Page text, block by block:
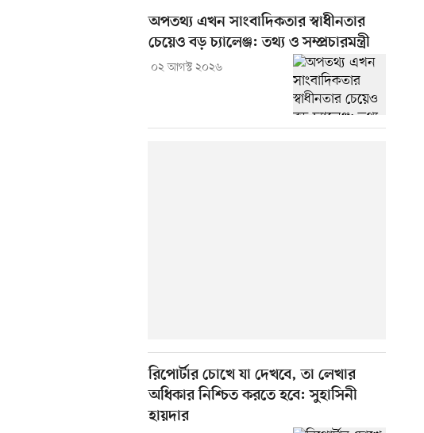
অপতথ্য এখন সাংবাদিকতার স্বাধীনতার
চেয়েও বড় চ্যালেঞ্জ: তথ্য ও সম্প্রচারমন্ত্রী
০২ আগস্ট ২০২৬
রিপোর্টার চোখে যা দেখবে, তা লেখার
অধিকার নিশ্চিত করতে হবে: সুহাসিনী
হায়দার